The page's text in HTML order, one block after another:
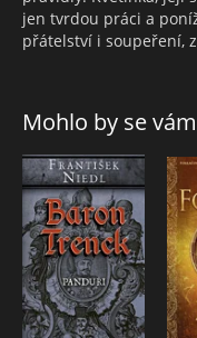
jen tvrdou práci a
přátelství i soupeření,
životy dramaticky
na nichž jim záleží.
skrývají hlubokou
nespravedlivému
střevíčky jsou ovšem
příběhem o
jež mají smysl vždy a
Mohlo by se